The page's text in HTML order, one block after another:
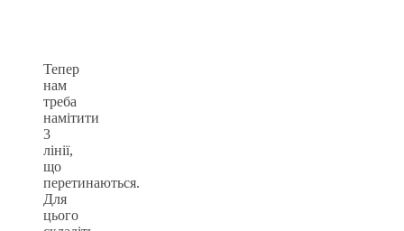
Тепер
нам
треба
намітити
3
лінії,
що
перетинаються.
Для
цього